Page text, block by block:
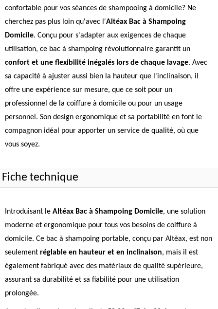
confortable pour vos séances de shampooing à domicile? Ne
cherchez pas plus loin qu'avec l'Altéax Bac à Shampoing
Domicile. Conçu pour s'adapter aux exigences de chaque
utilisation, ce bac à shampoing révolutionnaire garantit un
confort et une flexibilité inégalés lors de chaque lavage. Avec
sa capacité à ajuster aussi bien la hauteur que l'inclinaison, il
offre une expérience sur mesure, que ce soit pour un
professionnel de la coiffure à domicile ou pour un usage
personnel. Son design ergonomique et sa portabilité en font le
compagnon idéal pour apporter un service de qualité, où que
vous soyez.
Fiche technique
Introduisant le Altéax Bac à Shampoing Domicile, une solution
moderne et ergonomique pour tous vos besoins de coiffure à
domicile. Ce bac à shampoing portable, conçu par Altèax, est non
seulement réglable en hauteur et en inclinaison, mais il est
également fabriqué avec des matériaux de qualité supérieure,
assurant sa durabilité et sa fiabilité pour une utilisation
prolongée.